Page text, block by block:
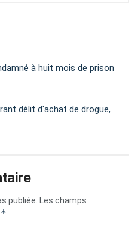
à huit mois de prison
délit d'achat de drogue,
publiée.
Les champs
*